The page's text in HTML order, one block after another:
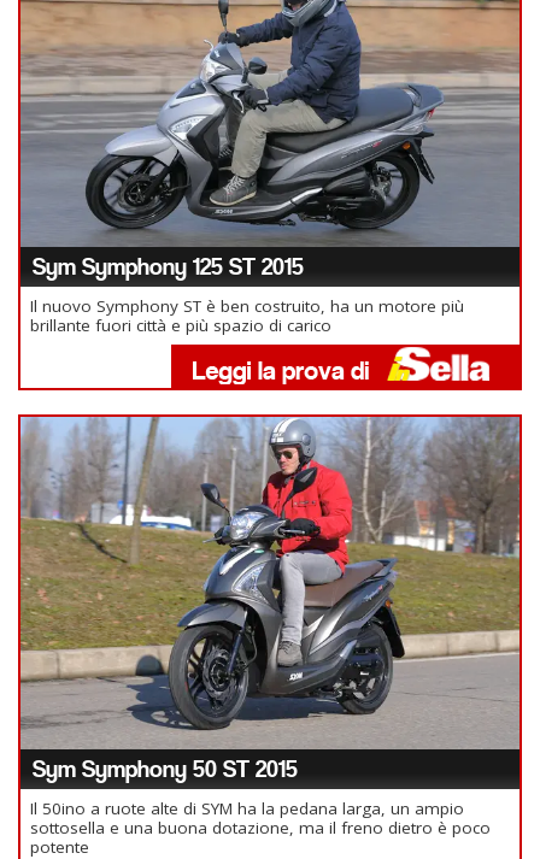
Sym Symphony 125 ST 2015
Il nuovo Symphony ST è ben costruito, ha un motore più
brillante fuori città e più spazio di carico
Sym Symphony 50 ST 2015
Il 50ino a ruote alte di SYM ha la pedana larga, un ampio
sottosella e una buona dotazione, ma il freno dietro è poco
potente